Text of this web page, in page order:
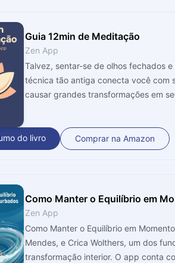
Guia 12min de Meditação
Zen App
Talvez, sentar-se de olhos fechados
técnica tão antiga conecta você com seu eu interior. Por isso, continue em frente para entender como
causar grandes transformações em
do livro Comprar na Amazon
Como Manter o Equilíbrio em
Zen App
Como Manter o Equilíbrio em
Mendes, e Crica Wolthers, um dos
transformação interior. O app conta